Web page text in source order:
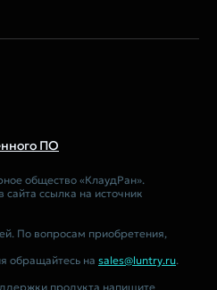
ПО
общество «КлаудРан».
ссылка на источник
По вопросам приобретения,
обращайтесь на sales@luntry.ru.
продукта напишите